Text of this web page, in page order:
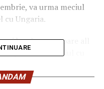
va urma meciul
cu Ungaria.
bună marcatoare all
încă din meciul cu